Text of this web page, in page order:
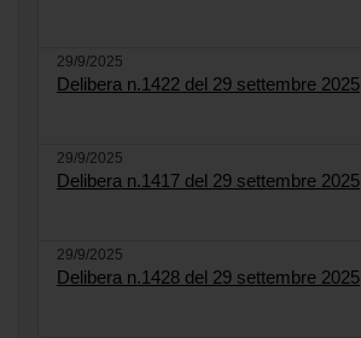
29/9/2025
Delibera n.1422 del 29 settembre 2025
29/9/2025
Delibera n.1417 del 29 settembre 2025
29/9/2025
Delibera n.1428 del 29 settembre 2025